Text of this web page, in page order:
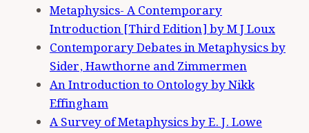
Metaphysics- A Contemporary
Introduction [Third Edition] by M J Loux
Contemporary Debates in Metaphysicsby
Sider, Hawthorne and Zimmermen
An Introduction to Ontology by Nikk
Effingham
A Survey of Metaphysics by E. J. Lowe